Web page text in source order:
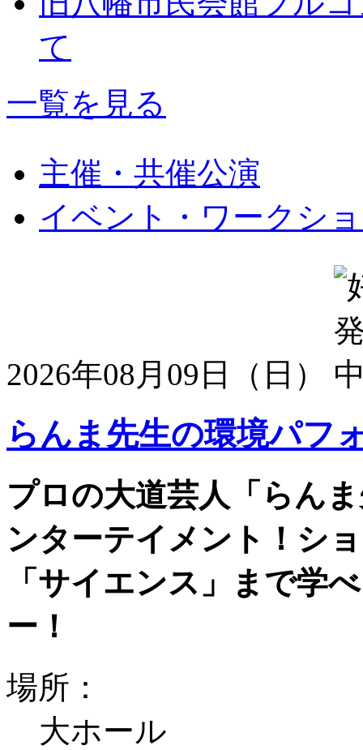
て
一覧を見る
主催・共催公演
イベント・ワークシ
2026年08月09日（日）
らんま先生の環境パフ
プロの大道芸人「らん
ンターテイメント！シ
「サイエンス」まで学
ー！
場所：
大ホール